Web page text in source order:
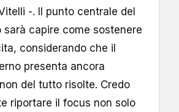
-. Il punto centrale del
sarà capire come sostenere
considerando che il
presenta ancora
del tutto risolte. Credo
riportare il focus non solo